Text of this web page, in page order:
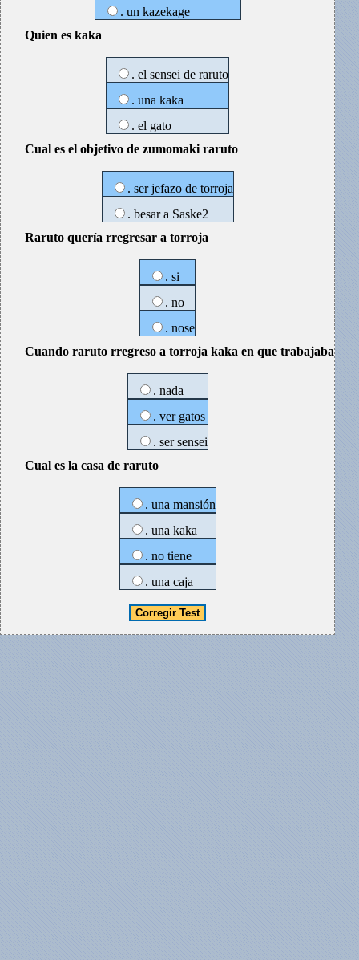
. un kazekage
Quien es kaka
. el sensei de raruto
. una kaka
. el gato
Cual es el objetivo de zumomaki raruto
. ser jefazo de torroja
. besar a Saske2
Raruto quería rregresar a torroja
. si
. no
. nose
Cuando raruto rregreso a torroja kaka en que trabajaba
. nada
. ver gatos
. ser sensei
Cual es la casa de raruto
. una mansión
. una kaka
. no tiene
. una caja